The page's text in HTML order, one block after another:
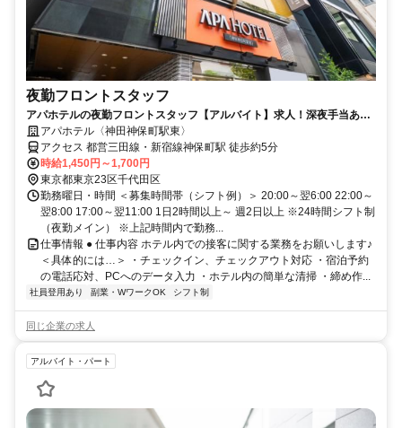
夜勤フロントスタッフ
アパホテルの夜勤フロントスタッフ【アルバイト】求人！深夜手当あり
の夜勤帯でしっかり稼げる
アパホテル〈神田神保町駅東〉
アクセス 都営三田線・新宿線神保町駅 徒歩約5分
時給1,450円～1,700円
東京都東京23区千代田区
勤務曜日・時間 ＜募集時間帯（シフト例）＞ 20:00～翌6:00 22:00～
翌8:00 17:00～翌11:00 1日2時間以上～ 週2日以上 ※24時間シフト制
（夜勤メイン） ※上記時間内で勤務...
仕事情報 ● 仕事内容 ホテル内での接客に関する業務をお願いします♪
＜具体的には…＞ ・チェックイン、チェックアウト対応 ・宿泊予約
の電話応対、PCへのデータ入力 ・ホテル内の簡単な清掃 ・締め作...
社員登用あり 副業・WワークOK シフト制
同じ企業の求人
アルバイト・パート